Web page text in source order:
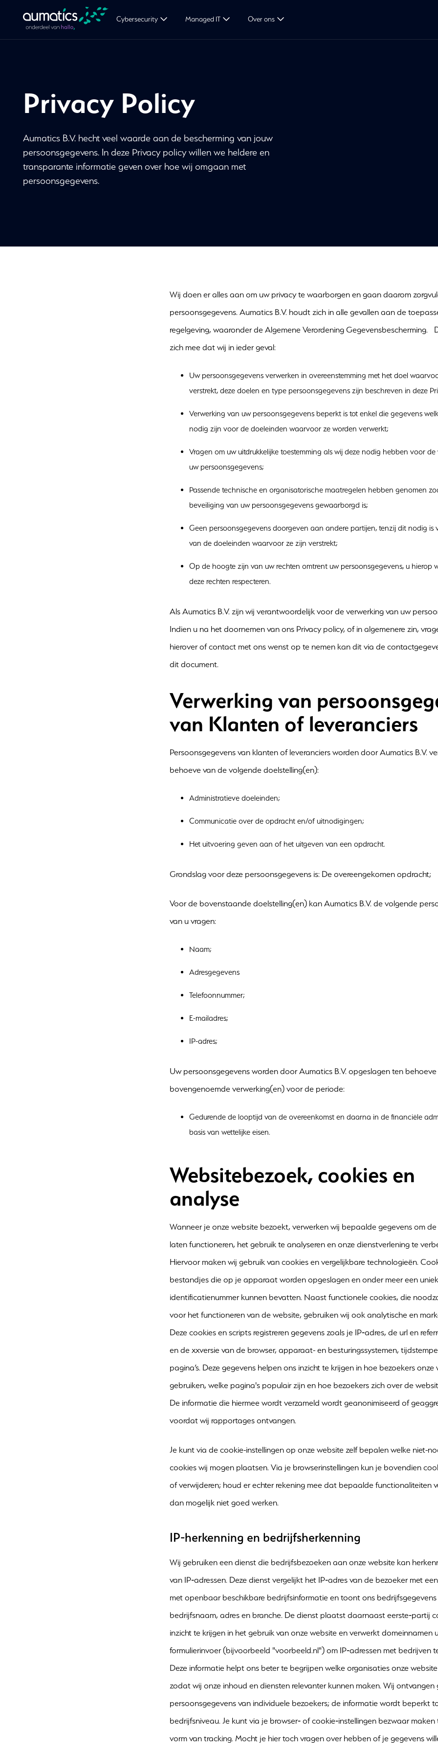
Cybersecurity Managed IT Over ons
Privacy Policy
Aumatics B.V. hecht veel waarde aan de bescherming van jouw
persoonsgegevens. In deze Privacy policy willen we heldere en
transparante informatie geven over hoe wij omgaan met
persoonsgegevens.
Wij doen er alles aan om uw privacy te waarborgen en gaan daarom
persoonsgegevens. Aumatics B.V. houdt zich in alle gevallen aan de
regelgeving, waaronder de Algemene Verordening Gegevensbescherming.
zich mee dat wij in ieder geval:
Uw persoonsgegevens verwerken in overeenstemming met het doel
verstrekt, deze doelen en type persoonsgegevens zijn beschreven in deze
Verwerking van uw persoonsgegevens beperkt is tot enkel die gegevens
nodig zijn voor de doeleinden waarvoor ze worden verwerkt;
Vragen om uw uitdrukkelijke toestemming als wij deze nodig hebben voor
uw persoonsgegevens;
Passende technische en organisatorische maatregelen hebben genomen
beveiliging van uw persoonsgegevens gewaarborgd is;
Geen persoonsgegevens doorgeven aan andere partijen, tenzij dit nodig is
van de doeleinden waarvoor ze zijn verstrekt;
Op de hoogte zijn van uw rechten omtrent uw persoonsgegevens, u hierop
deze rechten respecteren.
Als Aumatics B.V. zijn wij verantwoordelijk voor de verwerking van uw
Indien u na het doornemen van ons Privacy policy, of in algemenere zin,
hierover of contact met ons wenst op te nemen kan dit via de
dit document.
Verwerking van
van Klanten of leveranciers
Persoonsgegevens van klanten of leveranciers worden door Aumatics B.V.
behoeve van de volgende doelstelling(en):
Administratieve doeleinden;
Communicatie over de opdracht en/of uitnodigingen;
Het uitvoering geven aan of het uitgeven van een opdracht.
Grondslag voor deze persoonsgegevens is: De overeengekomen opdracht;
Voor de bovenstaande doelstelling(en) kan Aumatics B.V. de volgende
van u vragen:
Naam;
Adresgegevens
Telefoonnummer;
E-mailadres;
IP-adres;
Uw persoonsgegevens worden door Aumatics B.V. opgeslagen ten
bovengenoemde verwerking(en) voor de periode:
Gedurende de looptijd van de overeenkomst en daarna in de financiële
basis van wettelijke eisen.
Websitebezoek, cookies en
analyse
Wanneer je onze website bezoekt, verwerken wij bepaalde gegevens om
laten functioneren, het gebruik te analyseren en onze dienstverlening te
Hiervoor maken wij gebruik van cookies en vergelijkbare technologieën.
bestandjes die op je apparaat worden opgeslagen en onder meer een uniek
identificatienummer kunnen bevatten. Naast functionele cookies, die
voor het functioneren van de website, gebruiken wij ook analytische en
Deze cookies en scripts registreren gegevens zoals je IP‑adres, de url en
en de xxversie van de browser, apparaat- en besturingssystemen,
pagina’s. Deze gegevens helpen ons inzicht te krijgen in hoe bezoekers onze
gebruiken, welke pagina's populair zijn en hoe bezoekers zich over de
De informatie die hiermee wordt verzameld wordt geanonimiseerd of
voordat wij rapportages ontvangen.
Je kunt via de cookie-instellingen op onze website zelf bepalen welke niet-
cookies wij mogen plaatsen. Via je browserinstellingen kun je bovendien
of verwijderen; houd er echter rekening mee dat bepaalde functionaliteiten
dan mogelijk niet goed werken.
IP‑herkenning en bedrijfsherkenning
Wij gebruiken een dienst die bedrijfsbezoeken aan onze website kan
van IP‑adressen. Deze dienst vergelijkt het IP‑adres van de bezoeker met
met openbaar beschikbare bedrijfsinformatie en toont ons bedrijfsgegevens
bedrijfsnaam, adres en branche. De dienst plaatst daarnaast eerste‑partij
inzicht te krijgen in het gebruik van onze website en verwerkt domeinnamen
formulierinvoer (bijvoorbeeld "voorbeeld.nl") om IP‑adressen met bedrijven
Deze informatie helpt ons beter te begrijpen welke organisaties onze
zodat wij onze inhoud en diensten relevanter kunnen maken. Wij ontvangen
persoonsgegevens van individuele bezoekers; de informatie wordt beperkt
bedrijfsniveau. Je kunt via je browser‑ of cookie‑instellingen bezwaar maken
vorm van tracking. Mocht je hier toch vragen over hebben of je gegevens